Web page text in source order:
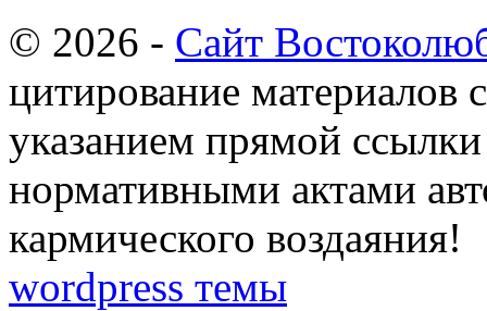
© 2026 - Сайт
цитирование материалов
указанием прямой
нормативными актами
кармического воздаяния!
wordpress темы